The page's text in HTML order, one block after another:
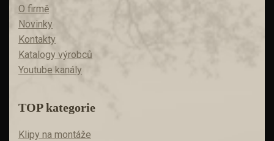
O firmě
Novinky
Kontakty
Katalogy výrobců
Youtube kanály
TOP kategorie
Klipy na montáže